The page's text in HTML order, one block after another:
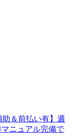
助＆前払い有】週
ニュアル完備で